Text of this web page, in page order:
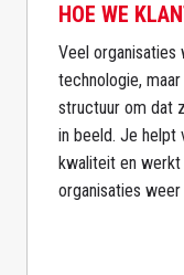
HOE WE
Veel
technologie,
structuur om dat
in beeld. Je helpt
kwaliteit en werkt
organisaties